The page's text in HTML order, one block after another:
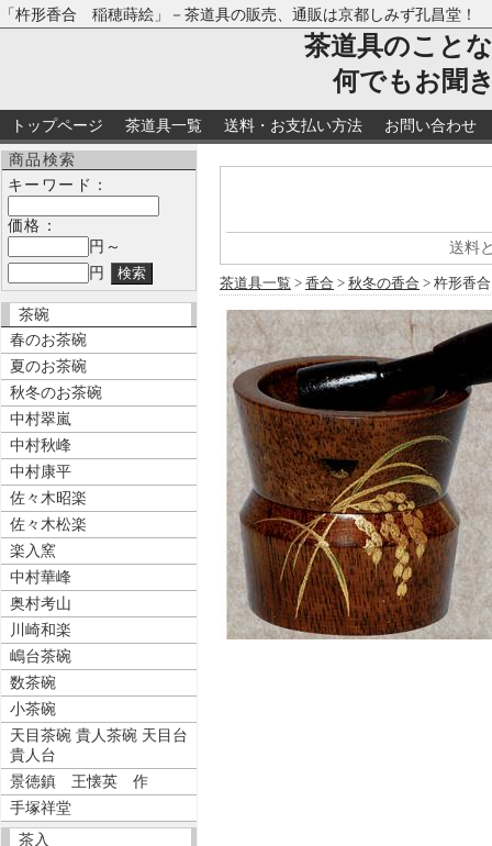
「杵形香合 稲穂蒔絵」－茶道具の販売、通販は京都しみず孔昌堂！
茶道具のこと
何でもお聞
トップページ 茶道具一覧 送料・お支払い方法 お問い合わせ
商品検索
キーワード：
価格：
円～
円
茶碗
春のお茶碗
夏のお茶碗
秋冬のお茶碗
中村翠嵐
中村秋峰
中村康平
佐々木昭楽
佐々木松楽
楽入窯
中村華峰
奥村考山
川崎和楽
嶋台茶碗
数茶碗
小茶碗
天目茶碗 貴人茶碗 天目台
貴人台
景徳鎮 王懐英 作
手塚祥堂
茶入
送料
茶道具一覧 > 香合 > 秋冬の香合 > 杵形香